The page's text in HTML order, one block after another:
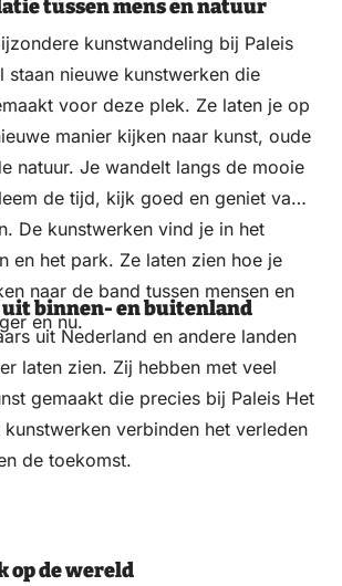
tussen mens en natuur
kunstwandeling bij Paleis
staan nieuwe kunstwerken die
voor deze plek. Ze laten je op
manier kijken naar kunst, oude
natuur. Je wandelt langs de mooie
de tijd, kijk goed en geniet van
De kunstwerken vind je in het
en het park. Ze laten zien hoe je
naar de band tussen mensen en
en nu.
binnen- en buitenland
uit Nederland en andere landen
laten zien. Zij hebben met veel
gemaakt die precies bij Paleis Het
verbinden het verleden
de toekomst.
op de wereld